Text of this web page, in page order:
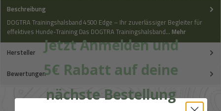
Beschreibung
DOGTRA Trainingshalsband 4500 Edge – Ihr zuverlässiger Begleiter für
effektives Hunde-Training Das DOGTRA Trainingshalsband… Mehr
Hersteller
Bewertungen
Jetzt Anmelden und
5€ Rabatt auf deine
nächste Bestellung